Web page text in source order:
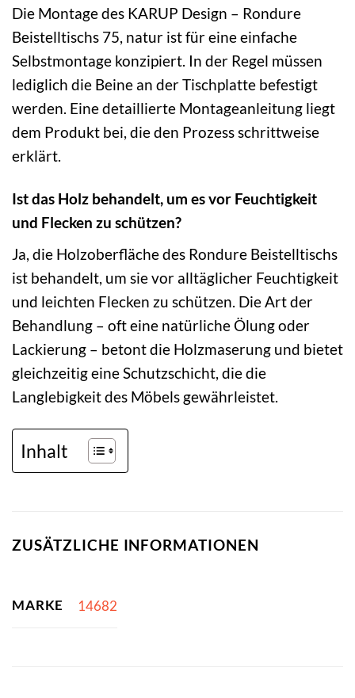
Die Montage des KARUP Design – Rondure
Beistelltischs 75, natur ist für eine einfache
Selbstmontage konzipiert. In der Regel müssen
lediglich die Beine an der Tischplatte befestigt
werden. Eine detaillierte Montageanleitung liegt
dem Produkt bei, die den Prozess schrittweise
erklärt.
Ist das Holz behandelt, um es vor Feuchtigkeit
und Flecken zu schützen?
Ja, die Holzoberfläche des Rondure Beistelltischs
ist behandelt, um sie vor alltäglicher Feuchtigkeit
und leichten Flecken zu schützen. Die Art der
Behandlung – oft eine natürliche Ölung oder
Lackierung – betont die Holzmaserung und bietet
gleichzeitig eine Schutzschicht, die die
Langlebigkeit des Möbels gewährleistet.
Inhalt
ZUSÄTZLICHE INFORMATIONEN
MARKE 14682